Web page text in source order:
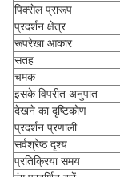
पिक्सेल प्रारूप
प्रदर्शन क्षेत्र
रूपरेखा आकार
सतह
चमक
इसके विपरीत अनुपात
देखने का दृष्टिकोण
प्रदर्शन प्रणाली
सर्वश्रेष्ठ दृश्य
प्रतिक्रिया समय